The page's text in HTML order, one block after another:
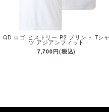
QD ロゴ ヒストリー P2 プリント Tシャ
ツ アジアンフィット
7,700円(税込)